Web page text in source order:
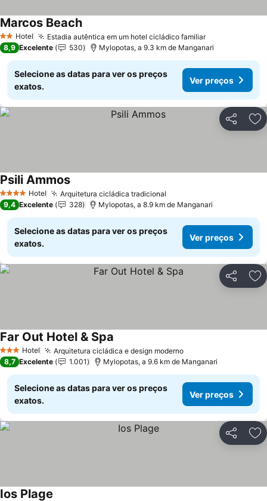
2 Estrelas
Hotel Estadia autêntica em um hotel cicládico familiarVer preços
Marcos BeachVer preços
8,9 Excelente 530 Mylopotas, a 9.3 km de Manganari
Selecione as datas para ver os preços
exatos.
Ver preços
Partilhar
4 EstrelasHotel Arquitetura cicládica tradicional
Psili AmmosVer preços
9,4 Excelente 328 Mylopotas, a 8.9 km de Manganari
Selecione as datas para ver os preços
exatos.
Ver preços
Partilhar
3 EstrelasHotel Arquitetura cicládica e design modernoVer preços
Far Out Hotel & Spa
8,7 Excelente 1.001 Mylopotas, a 9.6 km de Manganari
Selecione as datas para ver os preços
exatos.
Ver preços
Partilhar
Ios Plage